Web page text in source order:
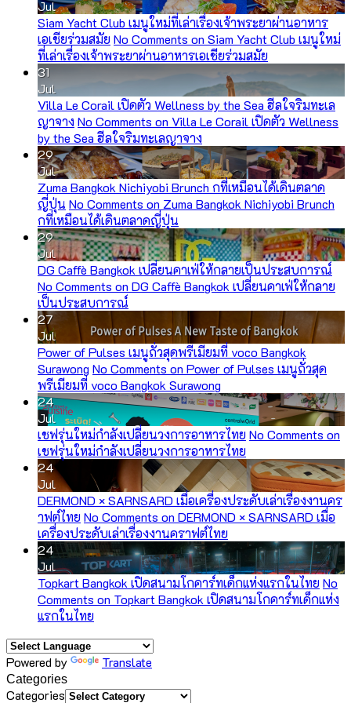
Jul
Siam Yacht Club เมนูใหม่ที่เล่าเรื่องเจ้าพระยาผ่านอาหาร
เอเชียร่วมสมัยNo Comments on Siam Yacht Club เมนูใหม่
ที่เล่าเรื่องเจ้าพระยาผ่านอาหารเอเชียร่วมสมัย
31
Jul
Villa Le Corail เปิดตัว Wellness by the Sea ฮีลใจริมทะเล
ญาจางNo Comments on Villa Le Corail เปิดตัว Wellness
by the Sea ฮีลใจริมทะเลญาจาง
29
Jul
Zuma Bangkok Nichiyobi Brunch กที่เหมือนได้เดินตลาด
ญี่ปุ่น No Comments on Zuma Bangkok Nichiyobi Brunch
กที่เหมือนได้เดินตลาดญี่ปุ่น
29
Jul
DG Caffè Bangkok เปลี่ยนคาเฟ่ให้กลายเป็นประสบการณ์
No Comments on DG Caffè Bangkok เปลี่ยนคาเฟ่ให้กลาย
เป็นประสบการณ์
27
Jul
Power of Pulses เมนูถั่วสุดพรีเมียมที่ voco Bangkok
Surawong No Comments on Power of Pulses เมนูถั่วสุด
พรีเมียมที่ voco Bangkok Surawong
24
Jul
เชฟรุ่นใหม่กำลังเปลี่ยนวงการอาหารไทยNo Comments on
เชฟรุ่นใหม่กำลังเปลี่ยนวงการอาหารไทย
24
Jul
DERMOND × SARNSARD เมื่อเครื่องประดับเล่าเรื่องงานคร
าฟต์ไทยNo Comments on DERMOND × SARNSARD เมื่อ
เครื่องประดับเล่าเรื่องงานคราฟต์ไทย
24
Jul
Topkart Bangkok เปิดสนามโกคาร์ทเด็กแห่งแรกในไทยNo
Comments on Topkart Bangkok เปิดสนามโกคาร์ทเด็กแห่ง
แรกในไทย
Powered by Translate
Categories
Categories